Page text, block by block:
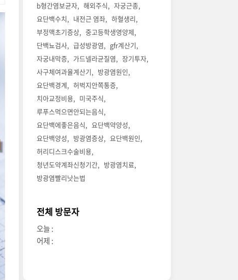
b형간염보균자 해외주식
자궁근종
요단백수치
내전근 염좌
하혈생리
부정맥초기증상
중고등학생영양제
단백뇨검사
급성방광염
gfr계산기
자궁내막증
가드넬라균질염
장기투자
사구체여과율계산기
방광염원인
요단백경계
허벅지안쪽통증
치아교정비용
미국주식
루푸스먹으면안되는음식
요단백에좋은음식
요단백약양성
요단백양성
방광염증상
요단백원인
허리디스크수술비용
청년도약계좌신청기간
방광염치료
방광염빨리낫는법
전체 방문자
오늘 :
어제 :